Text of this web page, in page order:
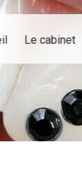
Le cabinet